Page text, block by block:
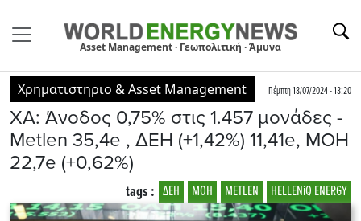
Asset Management · Γεωπολιτική · Άμυνα
Χρηματιστηριο & Asset Management Πέμπτη 18/07/2024 - 13:20
ΧΑ: Άνοδος 0,75% στις 1.457 μονάδες -
Metlen 35,4e , ΔΕΗ (+1,42%) 11,41e, ΜΟΗ
22,7e (+0,62%)
HELLENiQ ENERGY
METLEN
ΜΟΗ
ΔΕΗ
tags :